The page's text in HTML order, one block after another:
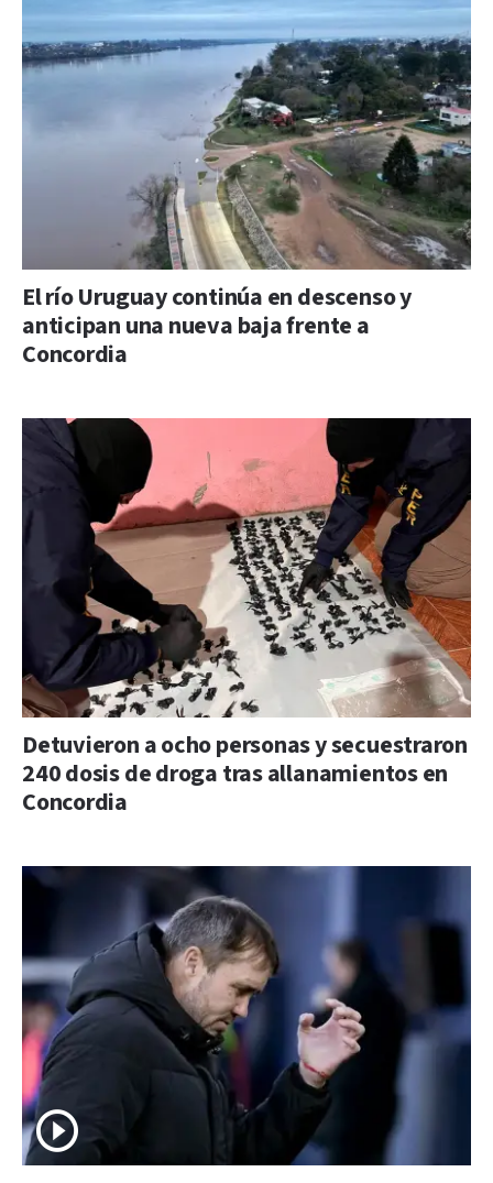
El río Uruguay continúa en descenso y
anticipan una nueva baja frente a
Concordia
Detuvieron a ocho personas y secuestraron
240 dosis de droga tras allanamientos en
Concordia